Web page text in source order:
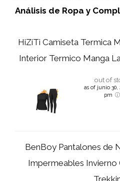
Análisis de Ropa y
HiZiTi Camiseta Termica
Interior Termico Manga
out of
as of junio 30,
pm
BenBoy Pantalones de
Impermeables Invierno